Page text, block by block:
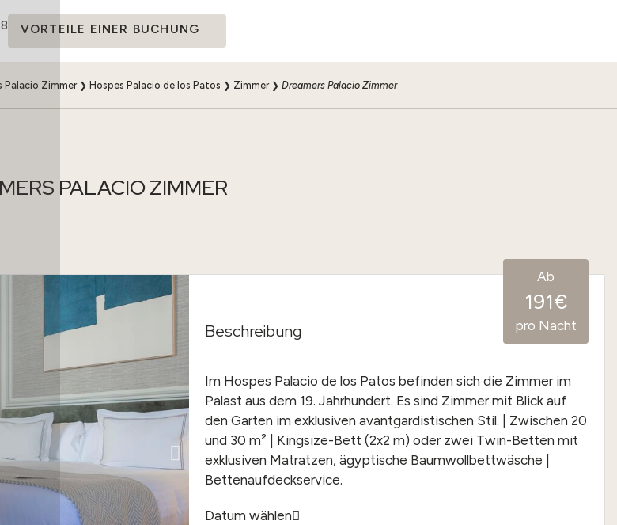
VORTEILE EINER BUCHUNG
Palacio Zimmer❯ Hospes Palacio de los Patos ❯ Zimmer❯ Dreamers Palacio Zimmer
PALACIO ZIMMER
Ab
191€
pro Nacht
Beschreibung
Im Hospes Palacio de los Patos befinden sich die Zimmer im
Palast aus dem 19. Jahrhundert. Es sind Zimmer mit Blick auf
den Garten im exklusiven avantgardistischen Stil. | Zwischen 20
und 30 m² | Kingsize-Bett (2x2 m) oder zwei Twin-Betten mit
exklusiven Matratzen, ägyptische Baumwollbettwäsche |
Bettenaufdeckservice.
Datum wählen